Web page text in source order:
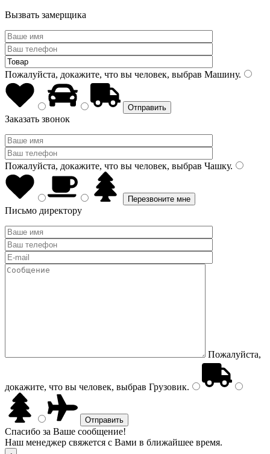
Вызвать замерщика
Пожалуйста, докажите, что вы человек, выбрав Машину.
Заказать звонок
Пожалуйста, докажите, что вы человек, выбрав Чашку.
Письмо директору
Пожалуйста,
докажите, что вы человек, выбрав Грузовик.
Спасибо за Ваше сообщение!
Наш менеджер свяжется с Вами в ближайшее время.